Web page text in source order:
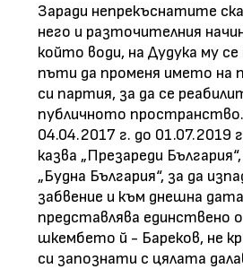
Заради непрекъснатите
него и разточителния
който води, на Дудука му се
пъти да променя името на
си партия, за да се
публичното
04.04.2017 г. до 01.07.2019
казва „Презареди
„Будна България“, за да
забвение и към днешна
представлява единствено
шкембето й - Бареков, не
си запознати с цялата